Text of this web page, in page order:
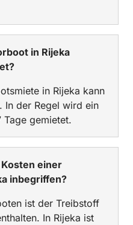
in Rijeka
in Rijeka kann
In der Regel wird ein
gemietet.
einer
inbegriffen?
ist der Treibstoff
In Rijeka ist